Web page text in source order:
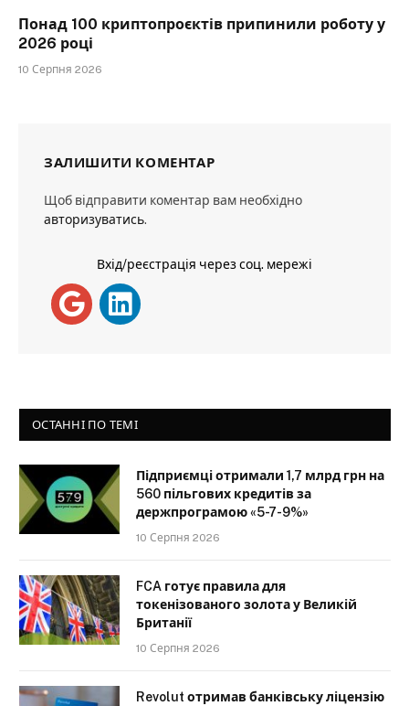
Понад 100 криптопроєктів припинили роботу у
2026 році
10 Серпня 2026
ЗАЛИШИТИ КОМЕНТАР
Щоб відправити коментар вам необхідно
авторизуватись.
Вхід/реєстрація через соц. мережі
ОСТАННІ ПО ТЕМІ
Підприємці отримали 1,7 млрд грн на
560 пільгових кредитів за
держпрограмою «5-7-9%»
10 Серпня 2026
FCA готує правила для
токенізованого золота у Великій
Британії
10 Серпня 2026
Revolut отримав банківську ліцензію